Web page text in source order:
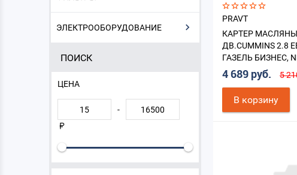
ЭЛЕКТРООБОРУДОВАНИЕ
ПОИСК
ЦЕНА
-
PRAVT
КАРТЕР
ДВ.CUMMINS 2.8
ГАЗЕЛЬ БИЗНЕС,
ОТВЕРСТИЯ) В
4 689 руб. 5
В корзину